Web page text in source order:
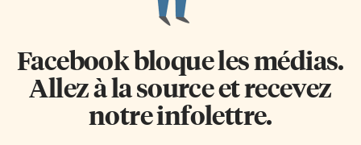
Facebook bloque les médias.
Allez à la source et recevez
notre infolettre.